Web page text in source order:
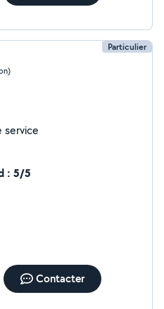
Particulier
service
: 5/5
Contacter